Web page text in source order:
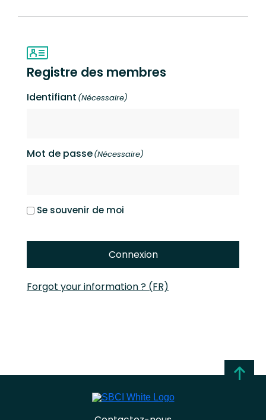
Registre des membres
Identifiant (Nécessaire)
Mot de passe(Nécessaire)
Se souvenir de moi
Connexion
Forgot your information ? (FR)